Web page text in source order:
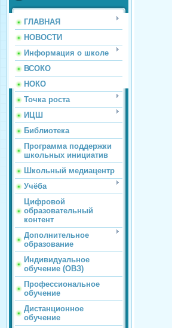
ГЛАВНАЯ
НОВОСТИ
Информация о школе
ВСОКО
НОКО
Точка роста
ИЦШ
Библиотека
Программа поддержки
школьных инициатив
Школьный медиацентр
Учёба
Цифровой
образовательный
контент
Дополнительное
образование
Индивидуальное
обучение (ОВЗ)
Профессиональное
обучение
Дистанционное
обучение